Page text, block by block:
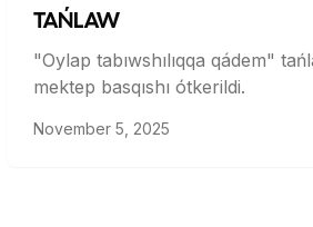
TAŃLAW
"Oylap tabıwshılıqqa qádem"
mektep basqıshı ótkerildi.
November 5, 2025